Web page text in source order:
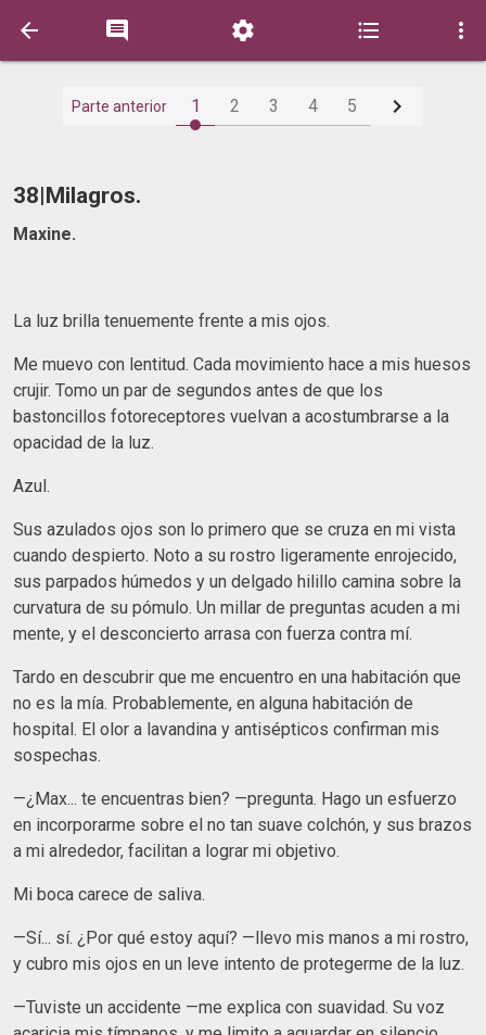
    
Parte anterior 1 2 3 4 5 
38|Milagros.
Maxine.
La luz brilla tenuemente frente a mis ojos.
Me muevo con lentitud. Cada movimiento hace a mis huesos
crujir. Tomo un par de segundos antes de que los
bastoncillos fotoreceptores vuelvan a acostumbrarse a la
opacidad de la luz.
Azul.
Sus azulados ojos son lo primero que se cruza en mi vista
cuando despierto. Noto a su rostro ligeramente enrojecido,
sus parpados húmedos y un delgado hilillo camina sobre la
curvatura de su pómulo. Un millar de preguntas acuden a mi
mente, y el desconcierto arrasa con fuerza contra mí.
Tardo en descubrir que me encuentro en una habitación que
no es la mía. Probablemente, en alguna habitación de
hospital. El olor a lavandina y antisépticos confirman mis
sospechas.
—¿Max... te encuentras bien? —pregunta. Hago un esfuerzo
en incorporarme sobre el no tan suave colchón, y sus brazos
a mi alrededor, facilitan a lograr mi objetivo.
Mi boca carece de saliva.
—Sí... sí. ¿Por qué estoy aquí? —llevo mis manos a mi rostro,
y cubro mis ojos en un leve intento de protegerme de la luz.
—Tuviste un accidente —me explica con suavidad. Su voz